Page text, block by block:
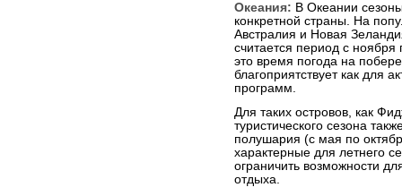
Океания: В Океании
конкретной страны. На
Австралия и Новая
считается период с ноября
это время погода на
благоприятствует как для
программ.
Для таких островов, как
туристического сезона
полушария (с мая по
характерные для летнего
ограничить возможности
отдыха.